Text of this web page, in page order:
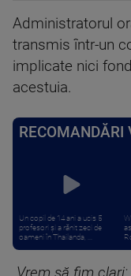
Administratorul
transmis într-un
implicate nici
acestuia.
RECOMANDĂRI
Un copil de 14 ani a ucis 5
profesori și a rănit zeci de
oameni în Thailanda, ...
„Vrem să fim